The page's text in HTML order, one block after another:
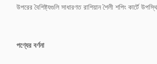
উপরের বৈশিষ্ট্যগুলি সাধারণত রাশিয়ান শৈলী শপিং কার্টে
পণ্যের বর্ণনা